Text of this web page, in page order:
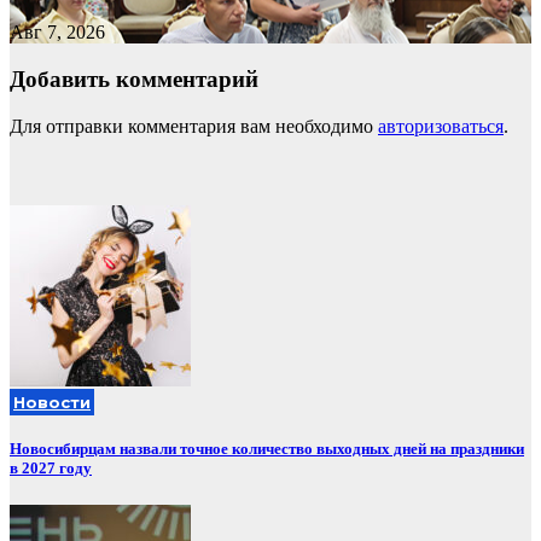
Авг 7, 2026
Добавить комментарий
Для отправки комментария вам необходимо авторизоваться.
Новости
Новосибирцам назвали точное количество выходных дней на праздники
в 2027 году